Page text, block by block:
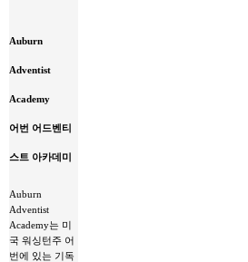
Adventist
어
드
티
아
카
데
미
Auburn
Adventist
Academy
어번 어드벤티
스트 아카데미
Auburn
Adventist
Academy는 미
국 워싱턴주 어
번에 있는 기독